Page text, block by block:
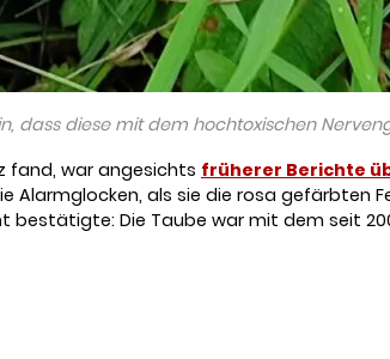
dass diese mit dem hochtoxischen
fand, war angesichts früherer Berichte
als sie die rosa gefärbten
bestätigte: Die Taube war mit dem seit